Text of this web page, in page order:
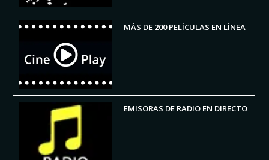
MÁS DE 200 PELÍCULAS EN LÍNEA
EMISORAS DE RADIO EN DIRECTO